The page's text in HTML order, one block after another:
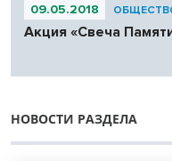
09.05.2018
Акция «Свеча
НОВОСТИ РАЗДЕЛА